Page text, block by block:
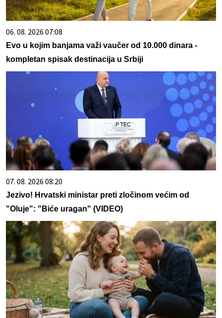
06. 08. 2026 07:08
Evo u kojim banjama važi vaučer od 10.000 dinara -
kompletan spisak destinacija u Srbiji
07. 08. 2026 08:20
Jezivo! Hrvatski ministar preti zločinom većim od
"Oluje": "Biće uragan" (VIDEO)